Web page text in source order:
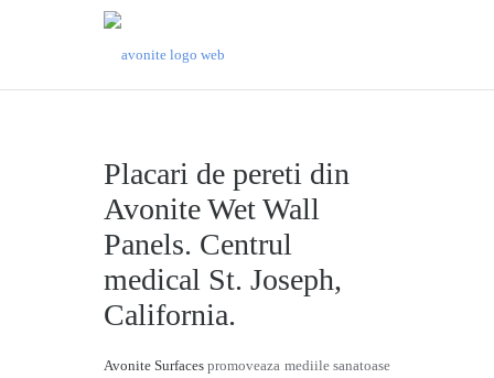
Placari de pereti din
Avonite Wet Wall
Panels. Centrul
medical St. Joseph,
California.
Avonite Surfaces promoveaza mediile sanatoase